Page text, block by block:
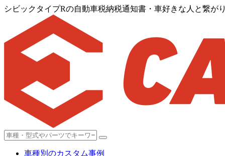
シビックタイプRの自動車税納税通知書・車好きな人と繋
車種別のカスタム事例